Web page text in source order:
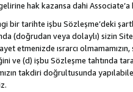
hak kazansa dahi
bir tarihte işbu Sözleşme’deki
(doğrudan veya dolaylı) sizin
etmenizde ısrarcı
ve (d) işbu Sözleşme tahtında
takdiri doğrultusunda